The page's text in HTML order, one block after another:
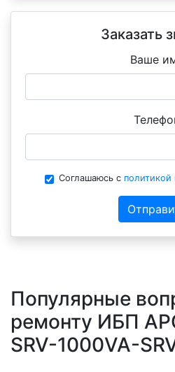
Заказать
Ваше
Соглашаюсь с политикой
Популярные
ремонту ИБП
SRV-1000VA-